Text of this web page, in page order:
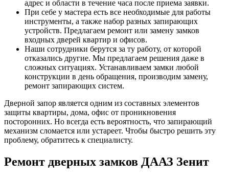
адрес и области в течение часа после приема заявки.
При себе у мастера есть все необходимые для работы
инструменты, а также набор разных запирающих
устройств. Предлагаем ремонт или замену замков
входных дверей квартир и офисов.
Наши сотрудники берутся за ту работу, от которой
отказались другие. Мы предлагаем решения даже в
сложных ситуациях. Устанавливаем замки любой
конструкции в день обращения, производим замену,
ремонт запирающих систем.
Дверной запор является одним из составных элементов
защиты квартиры, дома, офис от проникновения
посторонних. Но всегда есть вероятность, что запирающий
механизм сломается или устареет. Чтобы быстро решить эту
проблему, обратитесь к специалисту.
Ремонт дверных замков ДААЗ Зенит